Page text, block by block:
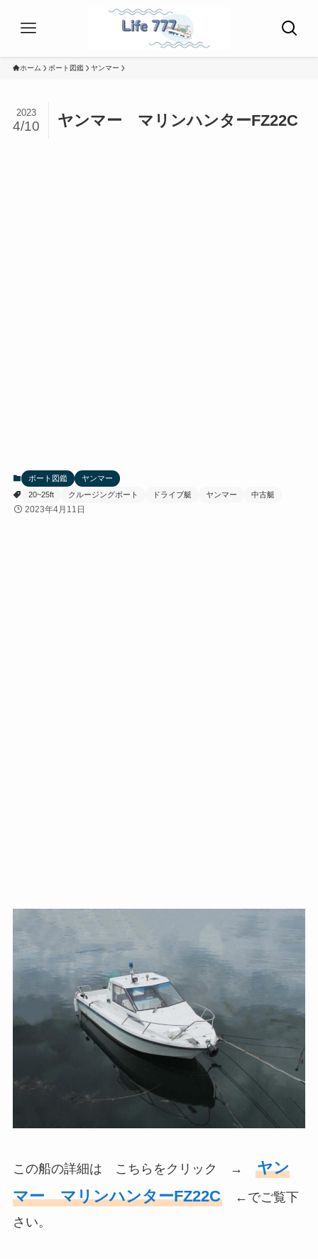
ホーム ボート図鑑 ヤンマー
ヤンマー マリンハンターFZ22C
2023
4/10
ボート図鑑
ヤンマー
20~25ft
クルージングボート ドライブ艇 ヤンマー 中古艇
2023年4月11日
この船の詳細は こちらをクリック → ヤン
マー マリンハンターFZ22C←でご覧下
さい。